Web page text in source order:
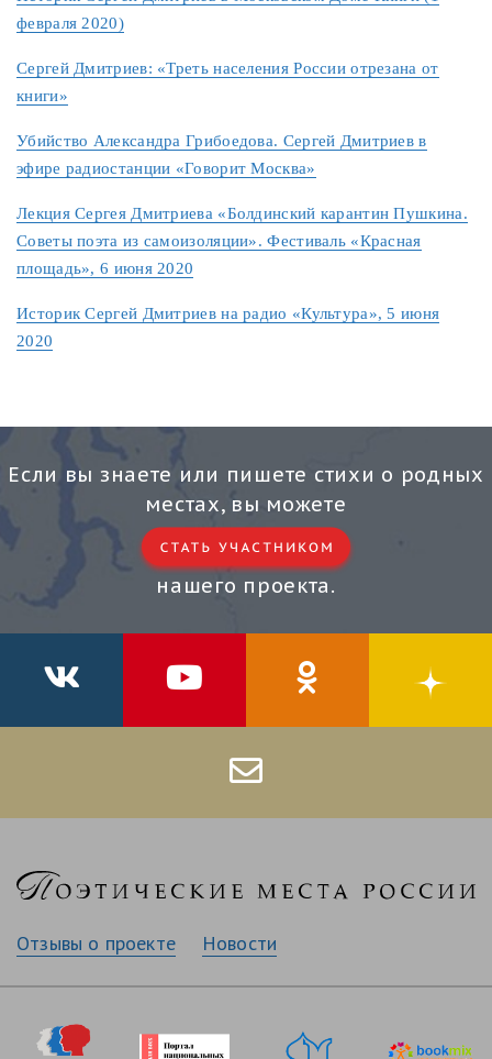
февраля 2020)
Сергей Дмитриев: «Треть населения России отрезана от
книги»
Убийство Александра Грибоедова. Сергей Дмитриев в
эфире радиостанции «Говорит Москва»
Лекция Сергея Дмитриева «Болдинский карантин Пушкина.
Советы поэта из самоизоляции». Фестиваль «Красная
площадь», 6 июня 2020
Историк Сергей Дмитриев на радио «Культура», 5 июня
2020
Если вы знаете или пишете стихи о родных
местах, вы можете
нашего проекта.
Отзывы о проекте Новости